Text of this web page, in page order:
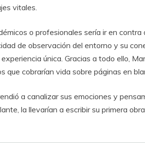
vitales.
o profesionales sería ir en
de observación del entorno y su
única. Gracias a todo ello,
que cobrarían vida sobre páginas en
a canalizar sus emociones y
la llevarían a escribir su primera